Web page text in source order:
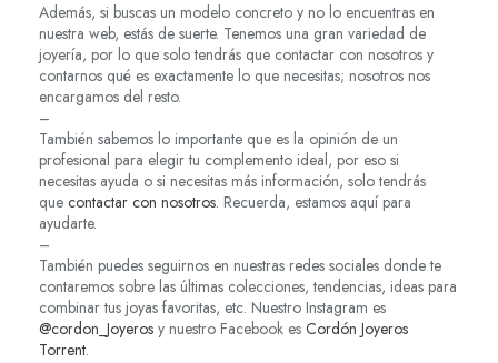
Además, si buscas un modelo concreto y no lo encuentras en
nuestra web, estás de suerte. Tenemos una gran variedad de
joyería, por lo que solo tendrás que contactar con nosotros y
contarnos qué es exactamente lo que necesitas; nosotros nos
encargamos del resto.
–
También sabemos lo importante que es la opinión de un
profesional para elegir tu complemento ideal, por eso si
necesitas ayuda o si necesitas más información, solo tendrás
que contactar con nosotros. Recuerda, estamos aquí para
ayudarte.
–
También puedes seguirnos en nuestras redes sociales donde te
contaremos sobre las últimas colecciones, tendencias, ideas para
combinar tus joyas favoritas, etc. Nuestro Instagram es
@cordon_Joyeros y nuestro Facebook es Cordón Joyeros
Torrent.